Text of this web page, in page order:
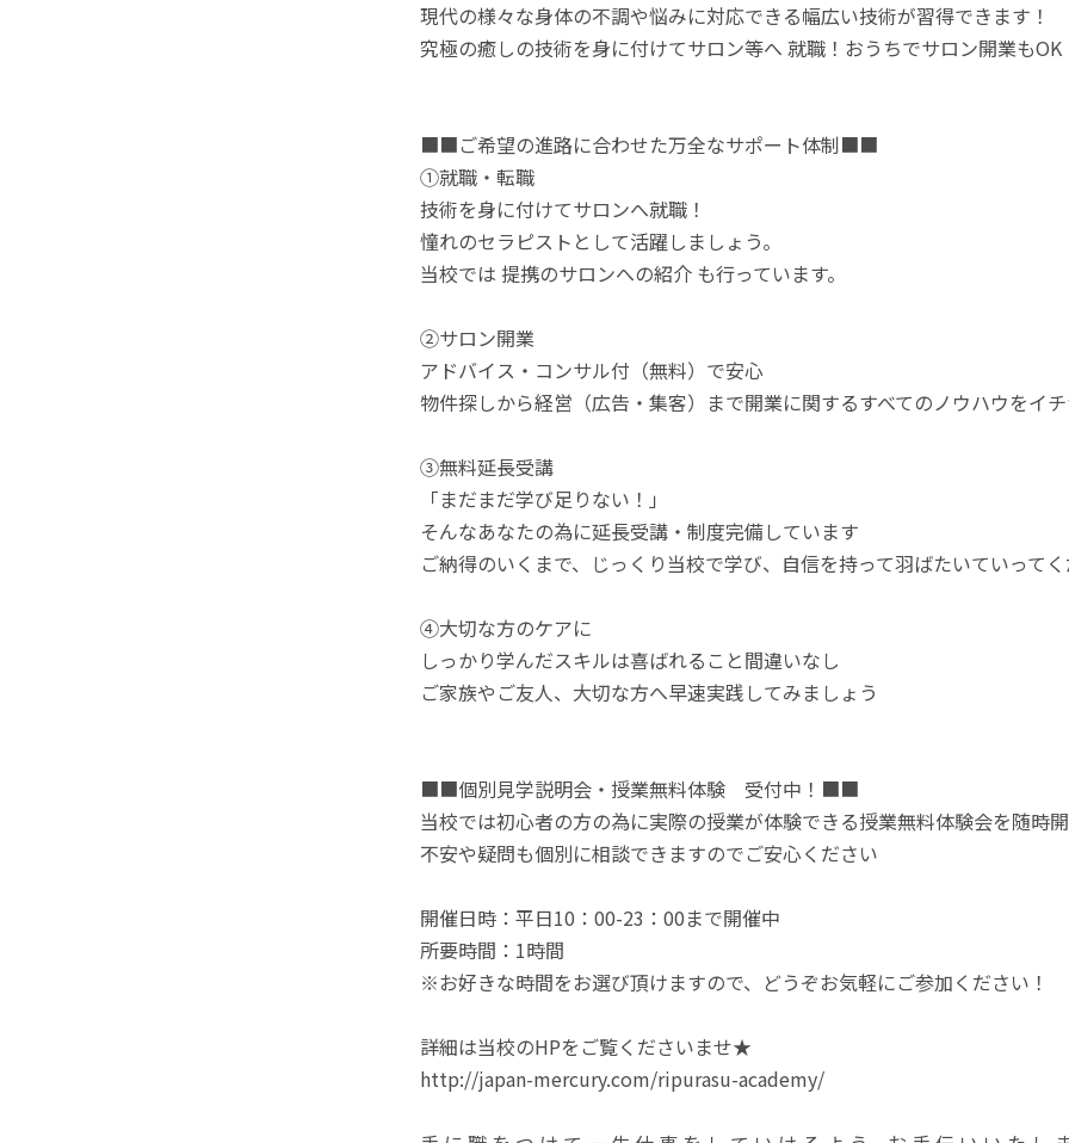
現代の様々な身体の不調や悩みに対応できる幅広い技術が習得できます！
究極の癒しの技術を身に付けてサロン等へ 就職！おうちでサロン開業もOK
■■ご希望の進路に合わせた万全なサポート体制■■
①就職・転職
技術を身に付けてサロンへ就職！
憧れのセラピストとして活躍しましょう。
当校では 提携のサロンへの紹介 も行っています。
②サロン開業
アドバイス・コンサル付（無料）で安心
物件探しから経営（広告・集客）まで開業に関するすべてのノウハウをイ
③無料延長受講
「まだまだ学び足りない！」
そんなあなたの為に延長受講・制度完備しています
ご納得のいくまで、じっくり当校で学び、自信を持って羽ばたいていって
④大切な方のケアに
しっかり学んだスキルは喜ばれること間違いなし
ご家族やご友人、大切な方へ早速実践してみましょう
■■個別見学説明会・授業無料体験 受付中！■■
当校では初心者の方の為に実際の授業が体験できる授業無料体験会を随時
不安や疑問も個別に相談できますのでご安心ください
開催日時：平日10：00-23：00まで開催中
所要時間：1時間
※お好きな時間をお選び頂けますので、どうぞお気軽にご参加ください！
詳細は当校のHPをご覧くださいませ★
http://japan-mercury.com/ripurasu-academy/